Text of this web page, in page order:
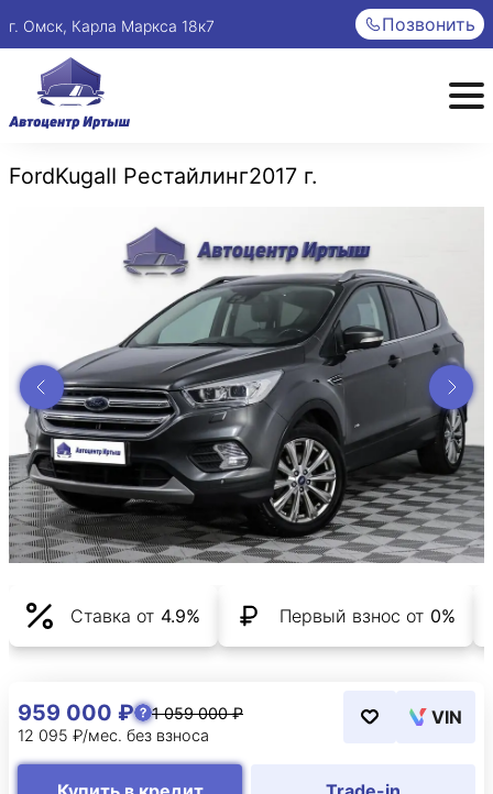
г. Омск, Карла Маркса 18к7 Позвонить
FordKugaII Рестайлинг2017 г.
Ставка от 4.9% Первый взнос от 0%
959 000 ₽
1 059 000 ₽
12 095 ₽/мес. без взноса
VIN